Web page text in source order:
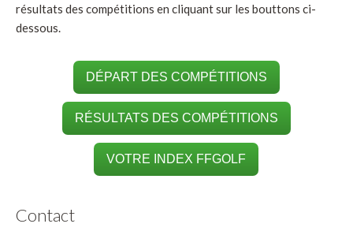
résultats des compétitions en cliquant sur les bouttons ci-
dessous.
DÉPART DES COMPÉTITIONS
RÉSULTATS DES COMPÉTITIONS
VOTRE INDEX FFGOLF
Contact